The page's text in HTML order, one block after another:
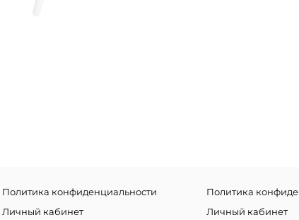
Политика конфиденциальности
Личный кабинет
Политика
Личный кабинет